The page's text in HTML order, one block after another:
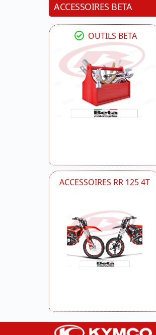
ACCESSOIRES BETA
OUTILS BETA
ACCESSOIRES RR 125 4T